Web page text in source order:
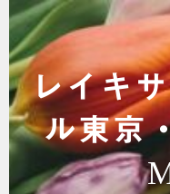
コ
ン
テ
ン
ツ
へ
ス
ッ
レイキ
ル東京